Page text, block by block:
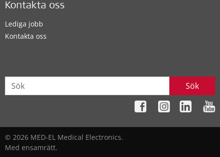
Kontakta oss
Lediga jobb
Kontakta oss
Sök
© 2026 MED-EL Medical Electronics.
Med ensamrätt.